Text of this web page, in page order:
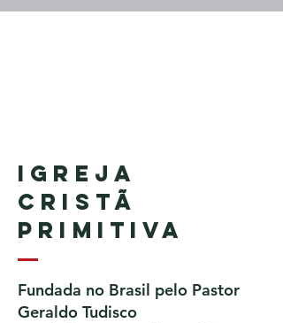
Igreja
Cristã
Primitiva
Fundada no Brasil pelo Pastor
Geraldo Tudisco